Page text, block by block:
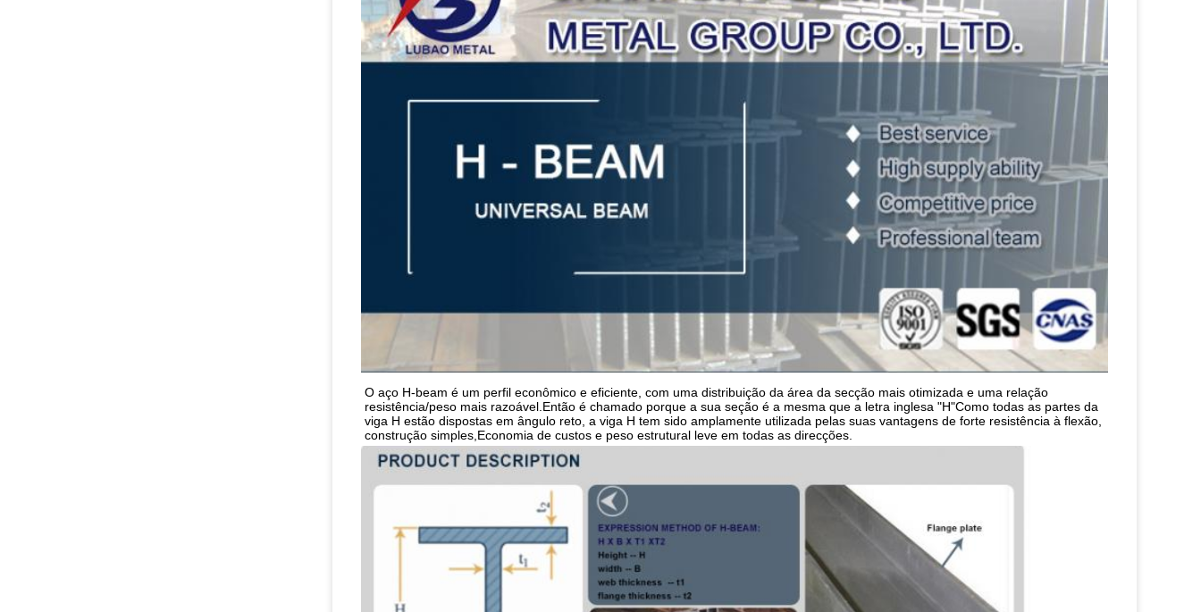
O aço H-beam é um perfil econômico e eficiente, com uma distribuição da área da secção mais otimizada e uma relação
resistência/peso mais razoável.Então é chamado porque a sua seção é a mesma que a letra inglesa "H"Como todas as partes da
viga H estão dispostas em ângulo reto, a viga H tem sido amplamente utilizada pelas suas vantagens de forte resistência à flexão,
construção simples,Economia de custos e peso estrutural leve em todas as direcções.